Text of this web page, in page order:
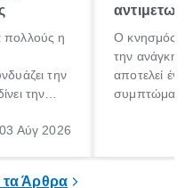
πολλούς η
την
την
μέρες
03 Αύγ 2026
Ο κνησμός
την ανάγκη
αποτελεί
Άρθρα